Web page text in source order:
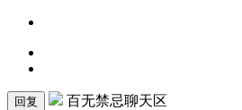
回复 百无禁忌聊天区